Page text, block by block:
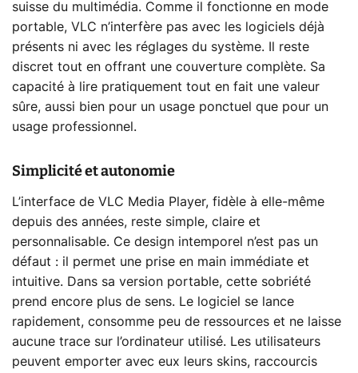
suisse du multimédia. Comme il fonctionne en mode
portable, VLC n’interfère pas avec les logiciels déjà
présents ni avec les réglages du système. Il reste
discret tout en offrant une couverture complète. Sa
capacité à lire pratiquement tout en fait une valeur
sûre, aussi bien pour un usage ponctuel que pour un
usage professionnel.
Simplicité et autonomie
L’interface de VLC Media Player, fidèle à elle-même
depuis des années, reste simple, claire et
personnalisable. Ce design intemporel n’est pas un
défaut : il permet une prise en main immédiate et
intuitive. Dans sa version portable, cette sobriété
prend encore plus de sens. Le logiciel se lance
rapidement, consomme peu de ressources et ne laisse
aucune trace sur l’ordinateur utilisé. Les utilisateurs
peuvent emporter avec eux leurs skins, raccourcis